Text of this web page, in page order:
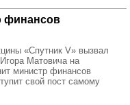
финансов
«Спутник V» вызвал
Матовича на
министр финансов
свой пост самому